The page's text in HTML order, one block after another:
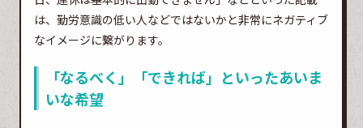
は、勤労意識の低い人などではないかと非常にネガティブ
なイメージに繋がります。
「なるべく」「できれば」といったあいま
いな希望